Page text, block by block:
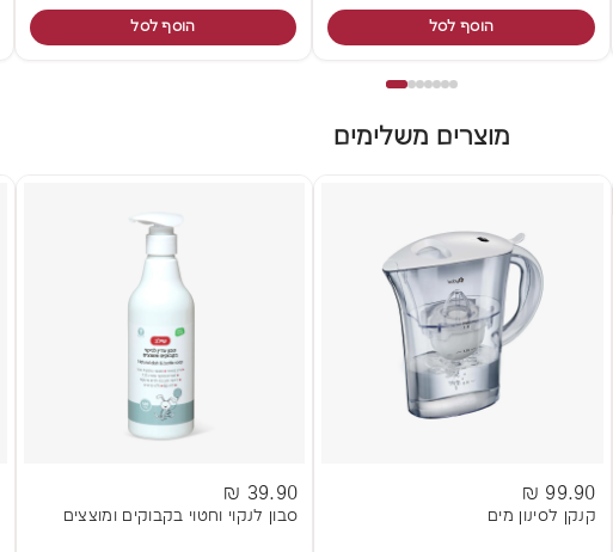
הוסף לסל הוסף לסל
מוצרים משלימים
99.90 ₪
קנקן לסינון מים
39.90 ₪
סבון לנקוי וחטוי בקבוקים ומוצצים